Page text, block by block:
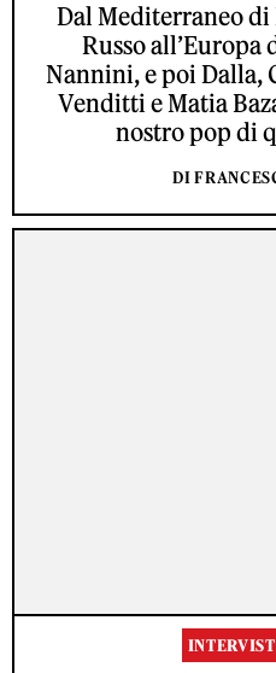
Dal Mediterraneo
Russo all’Europa
Nannini, e poi Dalla,
Venditti e Matia
nostro pop di
DI